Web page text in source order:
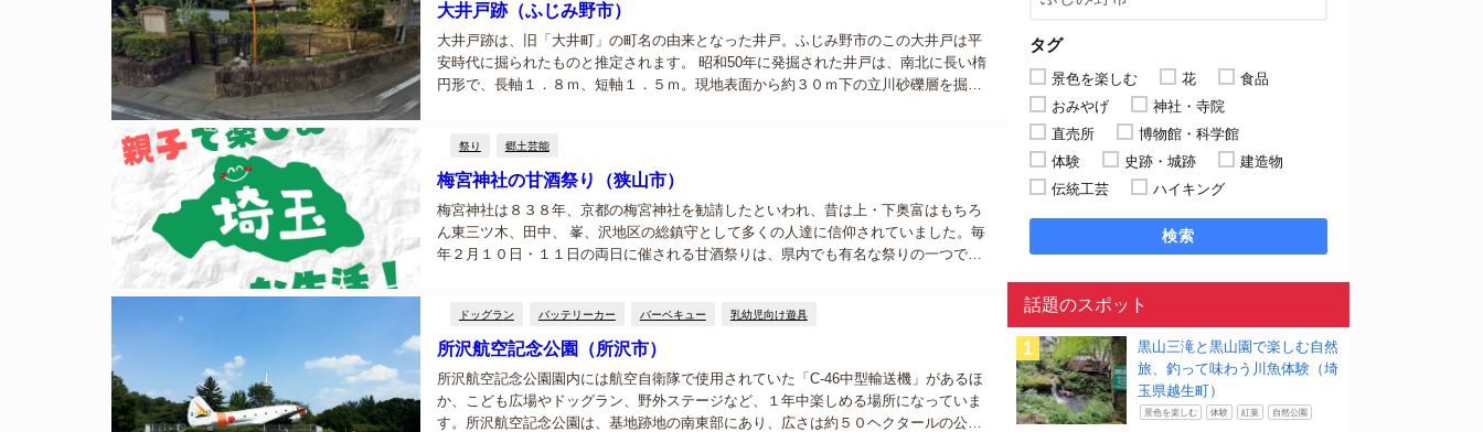
大井戸跡（ふじみ野市）
大井戸跡は、旧「大井町」の町名の由来となった井戸。ふじみ野市のこの大井戸は平
安時代に掘られたものと推定されます。 昭和50年に発掘された井戸は、南北に長い楕
円形で、長軸１．８ｍ、短軸１．５ｍ。現地表面から約３０ｍ下の立川砂礫層を掘り
祭り 郷土芸能
梅宮神社の甘酒祭り（狭山市）
梅宮神社は８３８年、京都の梅宮神社を勧請したといわれ、昔は上・下奥富はもちろ
ん東三ツ木、田中、 峯、沢地区の総鎮守として多くの人達に信仰されていました。毎
年２月１０日・１１日の両日に催される甘酒祭りは、県内でも有名な祭りの一つで
ドッグラン バッテリーカー バーベキュー 乳幼児向け遊具
所沢航空記念公園（所沢市）
所沢航空記念公園園内には航空自衛隊で使用されていた「C-46中型輸送機」があるほ
か、こども広場やドッグラン、野外ステージなど、１年中楽しめる場所になっていま
す。所沢航空記念公園は、基地跡地の南東部にあり、広さは約５０ヘクタールの公園
タグ
景色を楽しむ 花
食品
おみやげ
神社・寺院
直売所
博物館・科学館
体験
史跡・城跡
建造物
伝統工芸
ハイキング
検索
話題のスポット
黒山三滝と黒山園で楽しむ自然
旅、釣って味わう川魚体験（埼
玉県越生町）
景色を楽しむ 体験 紅葉 自然公園